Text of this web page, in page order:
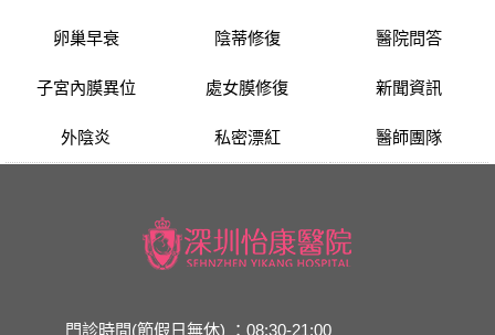
卵巢早衰
子宮內膜異位
外陰炎
陰蒂修復
處女膜修復
私密漂紅
醫院問答
新聞資訊
醫師團隊
門診時間(節假日無休) ：08:30-21:00